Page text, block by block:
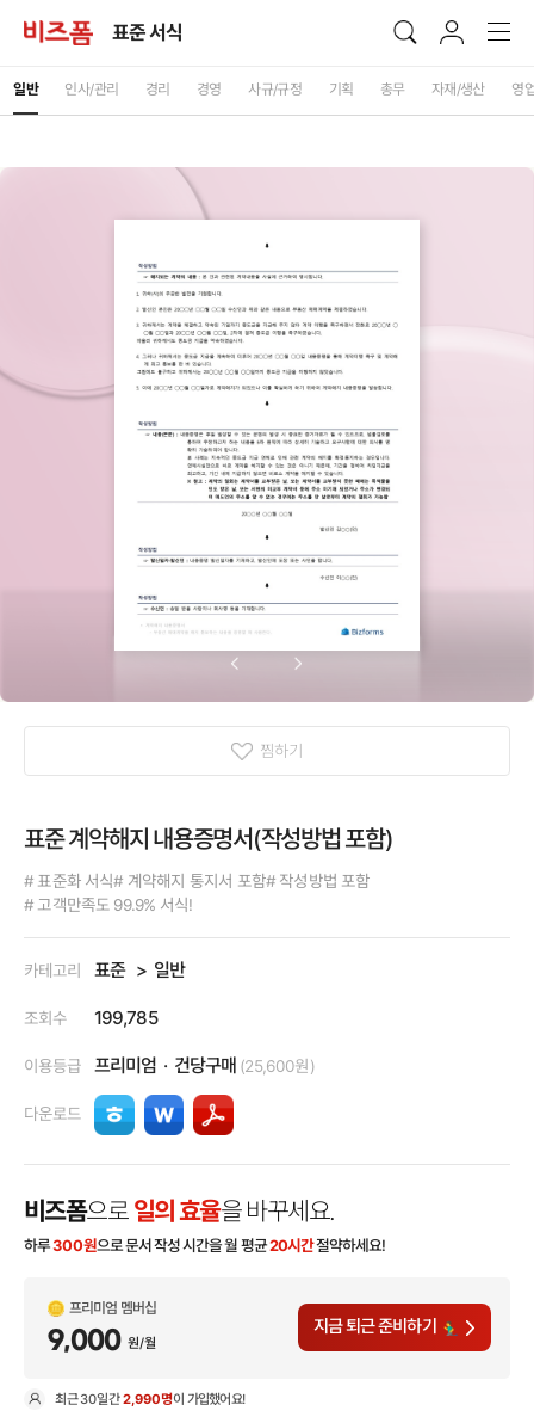
표준 서식
일반 인사/관리 경리 경영 사규/규정 기획 총무 자재/생산 영
찜하기
표준 계약해지 내용증명서(작성방법 포함)
# 표준화 서식# 계약해지 통지서 포함# 작성방법 포함
# 고객만족도 99.9% 서식!
카테고리 표준 일반
조회수 199,785
이용등급 프리미엄 건당구매 (25,600원)
다운로드
비즈폼으로 일의 효율을 바꾸세요.
하루300원으로 문서 작성 시간을 월 평균20시간절약하세요!
프리미엄 멤버십
9,000 원/월
지금 퇴근 준비하기
최근30일간2,990명이 가입했어요!